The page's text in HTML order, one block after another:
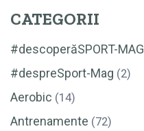
CATEGORII
#descoperăSPORT-MAG
#despreSport-Mag (2)
Aerobic (14)
Antrenamente (72)